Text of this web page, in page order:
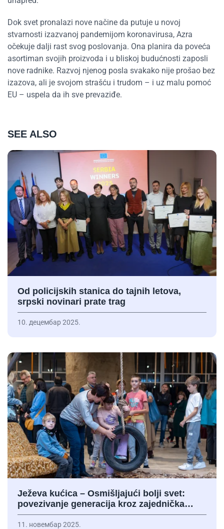
Dok svet pronalazi nove načine da putuje u novoj
stvarnosti izazvanoj pandemijom koronavirusa, Azra
očekuje dalji rast svog poslovanja. Ona planira da poveća
asortiman svojih proizvoda i u bliskoj budućnosti zaposli
nove radnike. Razvoj njenog posla svakako nije prošao bez
izazova, ali je svojom strašću i trudom – i uz malu pomoć
EU – uspela da ih sve prevaziđe.
SEE ALSO
Od policijskih stanica do tajnih letova,
srpski novinari prate trag
10. децембар 2025.
Ježeva kućica – Osmišljajući bolji svet:
povezivanje generacija kroz zajednička…
11. новембар 2025.